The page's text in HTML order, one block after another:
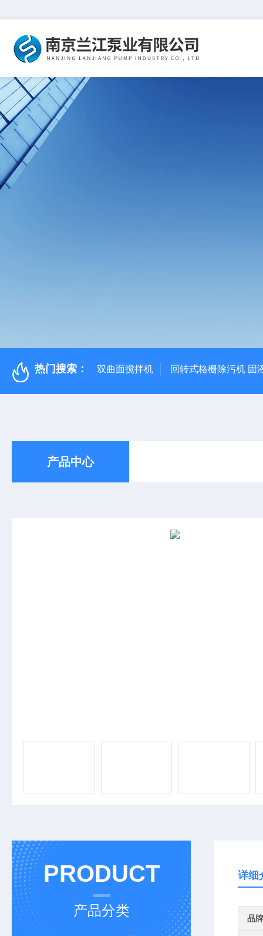
热门搜索： 双曲面搅拌机 回转式格栅除污机 固
产品中心
PRODUCT
产品分类
详细
品牌